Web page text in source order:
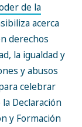
de la
acerca
derechos
la igualdad y
y abusos
celebrar
Declaración
y Formación